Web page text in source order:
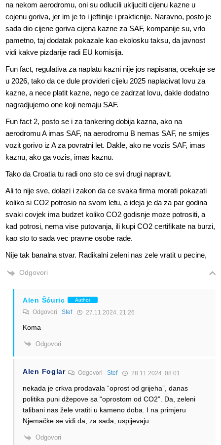
na nekom aerodromu, oni su odlucili ukljuciti cijenu kazne u
cojenu goriva, jer im je to i jeftinije i prakticnije. Naravno, posto je
sada dio cijene goriva cijena kazne za SAF, kompanije su, vrlo
pametno, taj dodatak pokazale kao ekolosku taksu, da javnost
vidi kakve pizdarije radi EU komisija.
Fun fact, regulativa za naplatu kazni nije jos napisana, ocekuje se
u 2026, tako da ce dule provideri cijelu 2025 naplacivat lovu za
kazne, a nece platit kazne, nego ce zadrzat lovu, dakle dodatno
nagradjujemo one koji nemaju SAF.
Fun fact 2, posto se i za tankering dobija kazna, ako na
aerodromu A imas SAF, na aerodromu B nemas SAF, ne smijes
vozit gorivo iz A za povratni let. Dakle, ako ne vozis SAF, imas
kaznu, ako ga vozis, imas kaznu.
Tako da Croatia tu radi ono sto ce svi drugi napravit.
Ali to nije sve, dolazi i zakon da ce svaka firma morati pokazati
koliko si CO2 potrosio na svom letu, a ideja je da za par godina
svaki covjek ima budzet koliko CO2 godisnje moze potrositi, a
kad potrosi, nema vise putovanja, ili kupi CO2 certifikate na burzi,
kao sto to sada vec pravne osobe rade.
Nije tak banalna stvar. Radikalni zeleni nas zele vratit u pecine,
Odgovori
Alen Šćuric Author
Odgovori Stef 27.11.2024. 21:26
Koma
Odgovori
Alen Foglar Odgovori Stef 28.11.2024. 08:01
nekada je crkva prodavala “oprost od grijeha”, danas
politika puni džepove sa “oprostom od CO2”. Da, zeleni
talibani nas žele vratiti u kameno doba. I na primjeru
Njemačke se vidi da, za sada, uspijevaju..
Odgovori